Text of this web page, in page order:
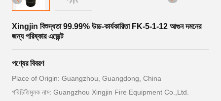
Xingjin বিশুদ্ধতা 99.99% উচ্চ-কার্যকারিতা FK-5-1-12 আগুন দমনের
জন্য পরিষ্কার এজেন্ট
পণ্যের বিবরণ
Place of Origin: Guangzhou, Guangdong, China
পরিচিতিমুলক নাম: Guangzhou Xingjin Fire Equipment Co.,Ltd.